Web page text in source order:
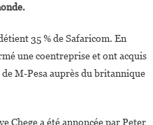
Extérieures
Du
Groupe
35 % de Safaricom. En
une coentreprise et ont acquis
M-Pesa auprès du britannique
Chege a été annoncée par Peter